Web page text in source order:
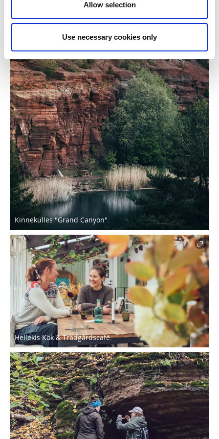
Allow selection
Use necessary cookies only
Kinnekulles "Grand Canyon".
Hellekis Kök & Trädgårdscafé.